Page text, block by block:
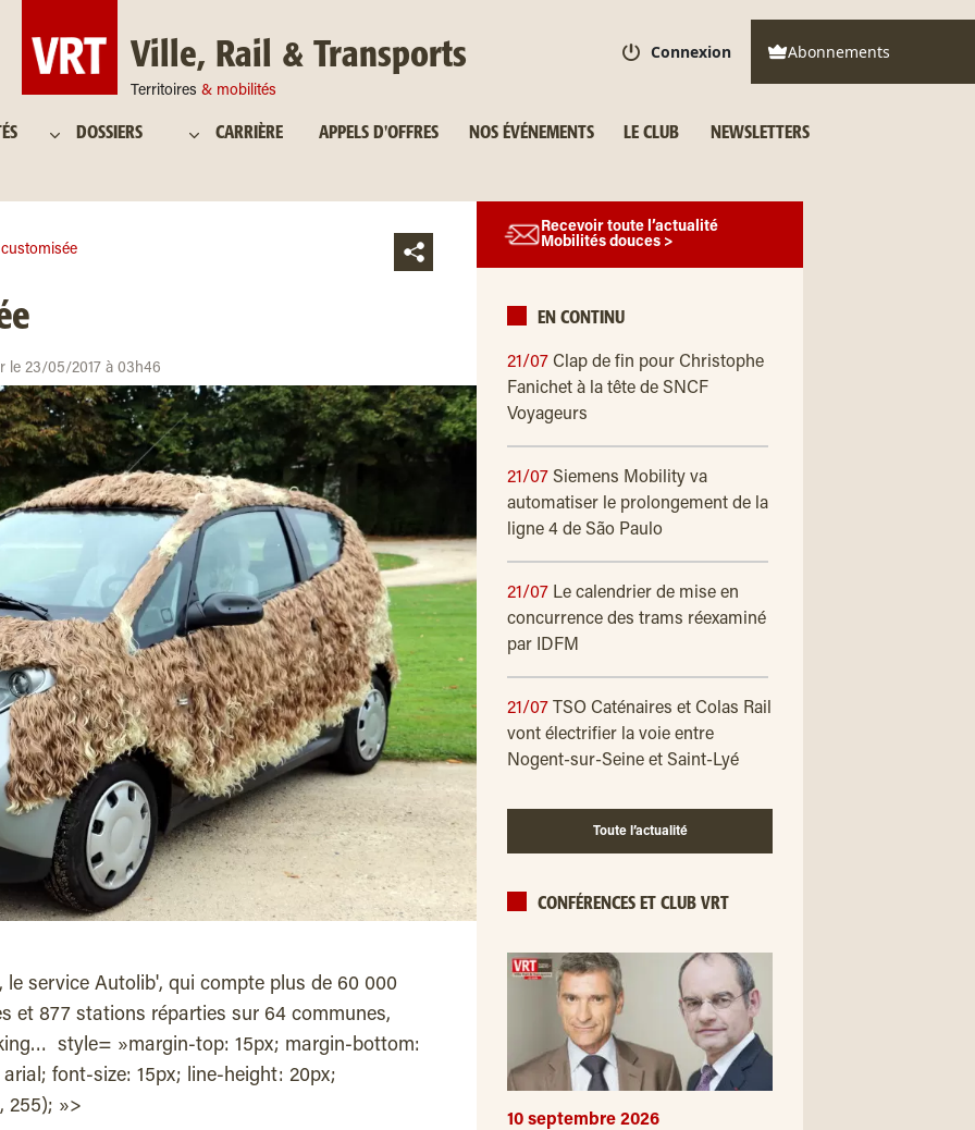
Ville, Rail & Transports
Territoires & mobilités
Connexion Abonnements
DOSSIERS CARRIÈRE APPELS D'OFFRES NOS ÉVÉNEMENTS LE CLUB NEWSLETTERS
customisée
le 23/05/2017 à 03h46
le service Autolib', qui compte plus de 60 000
et 877 stations réparties sur 64 communes,
style= »margin-top: 15px; margin-bottom:
font-size: 15px; line-height: 20px;
255); »>
Recevoir toute l’actualité
Mobilités douces >
EN CONTINU
21/07 Clap de fin pour Christophe
Fanichet à la tête de SNCF
Voyageurs
21/07 Siemens Mobility va
automatiser le prolongement de la
ligne 4 de São Paulo
21/07 Le calendrier de mise en
concurrence des trams réexaminé
par IDFM
21/07
TSO Caténaires et Colas Rail
vont électrifier la voie entre
Nogent-sur-Seine et Saint-Lyé
Toute l’actualité
CONFÉRENCES ET CLUB VRT
10 septembre 2026